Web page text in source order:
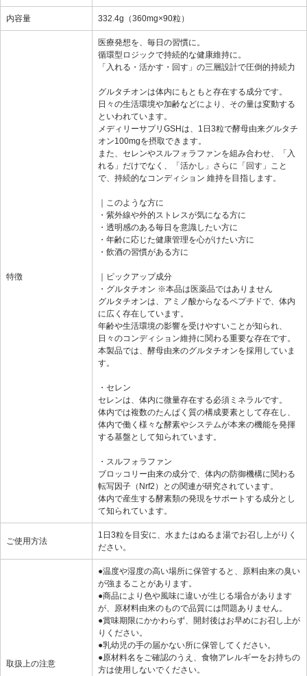
内容量 332.4g（360mg×90粒）
特徴
医療発想を、毎日の習慣に。
循環型ロジックで持続的な健康維持に。
「入れる・活かす・回す」の三層設計で圧倒的持続力
グルタチオンは体内にもともと存在する成分です。
日々の生活環境や加齢などにより、その量は変動する
といわれています。
メディリーサプリGSHは、1日3粒で酵母由来グルタチ
オン100mgを摂取できます。
また、セレンやスルフォラファンを組み合わせ、「入
れる」だけでなく、「活かし」さらに「回す」こと
で、持続的なコンディション 維持を目指します。
｜このような方に
・紫外線や外的ストレスが気になる方に
・透明感のある毎日を意識したい方に
・年齢に応じた健康管理を心がけたい方に
・飲酒の習慣がある方に
｜ピックアップ成分
・グルタチオン ※本品は医薬品ではありません
グルタチオンは、アミノ酸からなるペプチドで、体内
に広く存在しています。
年齢や生活環境の影響を受けやすいことが知られ、
日々のコンディション維持に関わる重要な存在です。
本製品では、酵母由来のグルタチオンを採用していま
す。
・セレン
セレンは、体内に微量存在する必須ミネラルです。
体内では複数のたんぱく質の構成要素として存在し、
体内で働く様々な酵素やシステムが本来の機能を発揮
する基盤として知られています。
・スルフォラファン
ブロッコリー由来の成分で、体内の防御機構に関わる
転写因子（Nrf2）との関連が研究されています。
体内で産生する酵素類の発現をサポートする成分とし
て知られています。
ご使用方法
1日3粒を目安に、水またはぬるま湯でお召し上がりく
ださい。
取扱上の注意
●温度や湿度の高い場所に保管すると、原料由来の臭い
が強まることがあります。
●商品により色や風味に違いが生じる場合があります
が、原材料由来のもので品質には問題ありません。
●賞味期限にかかわらず、開封後はお早めにお召し上が
りください。
●乳幼児の手の届かない所に保管してください。
●原材料名をご確認のうえ、食物アレルギーをお持ちの
方は使用しないでください。